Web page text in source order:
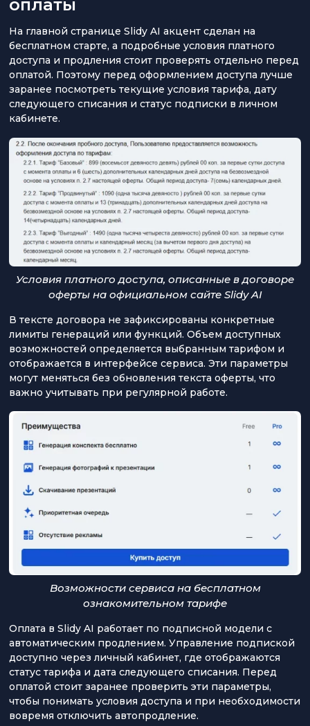
оплаты
На главной странице Slidy AI акцент сделан на
бесплатном старте, а подробные условия платного
доступа и продления стоит проверять отдельно перед
оплатой. Поэтому перед оформлением доступа лучше
заранее посмотреть текущие условия тарифа, дату
следующего списания и статус подписки в личном
кабинете.
Условия платного доступа, описанные в договоре
оферты на официальном сайте Slidy AI
В тексте договора не зафиксированы конкретные
лимиты генераций или функций. Объем доступных
возможностей определяется выбранным тарифом и
отображается в интерфейсе сервиса. Эти параметры
могут меняться без обновления текста оферты, что
важно учитывать при регулярной работе.
Возможности сервиса на бесплатном
ознакомительном тарифе
Оплата в Slidy AI работает по подписной модели с
автоматическим продлением. Управление подпиской
доступно через личный кабинет, где отображаются
статус тарифа и дата следующего списания. Перед
оплатой стоит заранее проверить эти параметры,
чтобы понимать условия доступа и при необходимости
вовремя отключить автопродление.